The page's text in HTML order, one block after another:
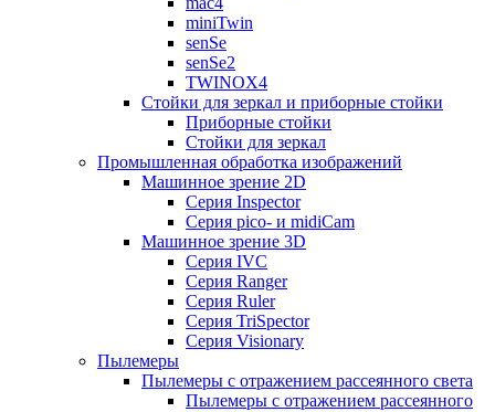
miniTwin
senSe
senSe2
TWINOX4
Стойки для зеркал и приборные стойки
Приборные стойки
Стойки для зеркал
Промышленная обработка изображений
Машинное зрение 2D
Серия Inspector
Серия pico- и midiCam
Машинное зрение 3D
Серия IVC
Серия Ranger
Серия Ruler
Серия TriSpector
Серия Visionary
Пылемеры
Пылемеры с отражением рассеянного света
Пылемеры с отражением рассеянного